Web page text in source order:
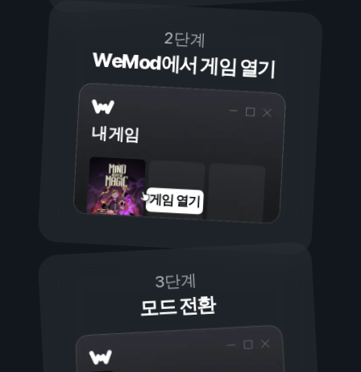
2단계
WeMod에서 게임 열기
내 게임
게임 열기
3단계
모드 전환